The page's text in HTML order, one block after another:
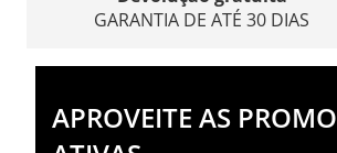
GARANTIA DE ATÉ 30 DIAS
APROVEITE AS